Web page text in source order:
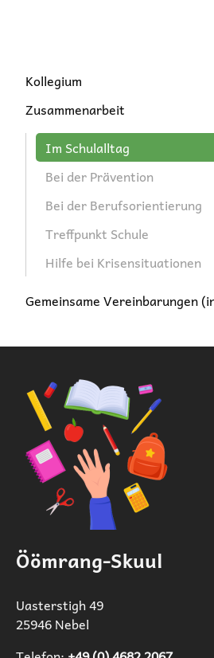
überspringen
Kollegium
Zusammenarbeit
Im Schulalltag
Bei der Prävention
Bei der Berufsorientierung
Treffpunkt Schule
Hilfe bei Krisensituationen
Gemeinsame Vereinbarungen
Öömrang-Skuul
Uasterstigh 49
25946 Nebel